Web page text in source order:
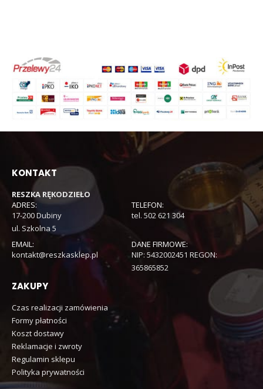
KONTAKT
RESZKA RĘKODZIEŁO
ADRES:
17-200 Dubiny
ul. Szkolna 5
TELEFON:
tel. 502 621 304
EMAIL:
kontakt@reszkasklep.pl
DANE FIRMOWE:
NIP: 5432002451 REGON:
365865852
ZAKUPY
Czas realizacji zamówienia
Formy płatności
Koszt dostawy
Reklamacje i zwroty
Regulamin sklepu
Polityka prywatności